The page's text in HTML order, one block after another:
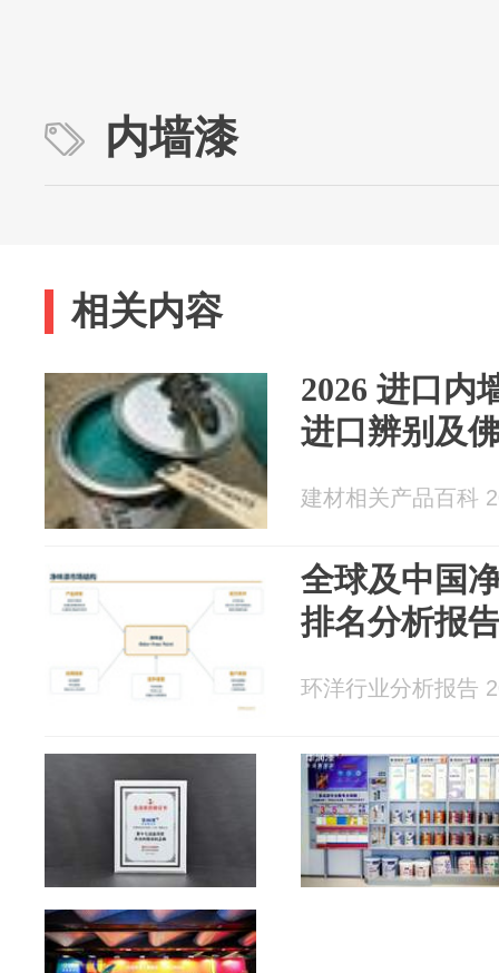
内墙漆
相关内容
2026 进口内
进口辨别及
建材相关产品百科
全球及中国
排名分析报
环洋行业分析报告